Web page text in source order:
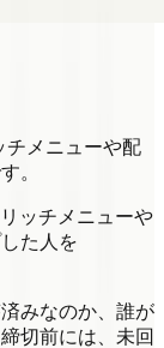
チメニューや配
。
ッチメニューや
た人を
みなのか、誰が
切前には、未回